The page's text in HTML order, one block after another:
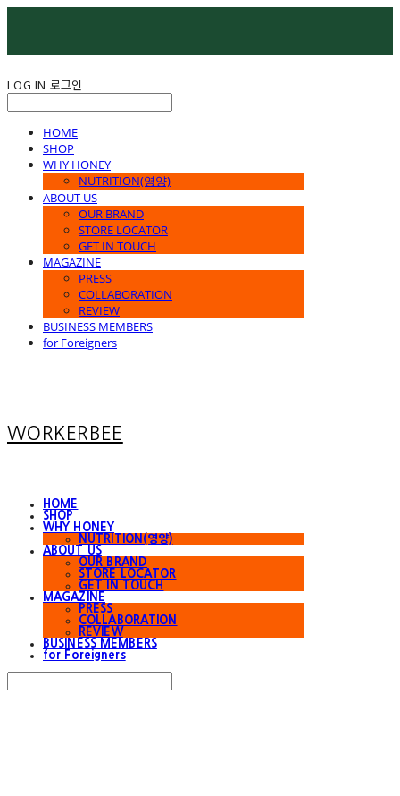
LOG IN 로그인
HOME
SHOP
WHY HONEY
NUTRITION(영양)
ABOUT US
OUR BRAND
STORE LOCATOR
GET IN TOUCH
MAGAZINE
PRESS
COLLABORATION
REVIEW
BUSINESS MEMBERS
for Foreigners
WORKERBEE
HOME
SHOP
WHY HONEY
NUTRITION(영양)
ABOUT US
OUR BRAND
STORE LOCATOR
GET IN TOUCH
MAGAZINE
PRESS
COLLABORATION
REVIEW
BUSINESS MEMBERS
for Foreigners